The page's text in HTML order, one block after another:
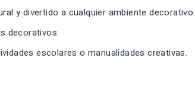
y divertido a cualquier ambiente decorativo.
decorativos.
escolares o manualidades creativas.